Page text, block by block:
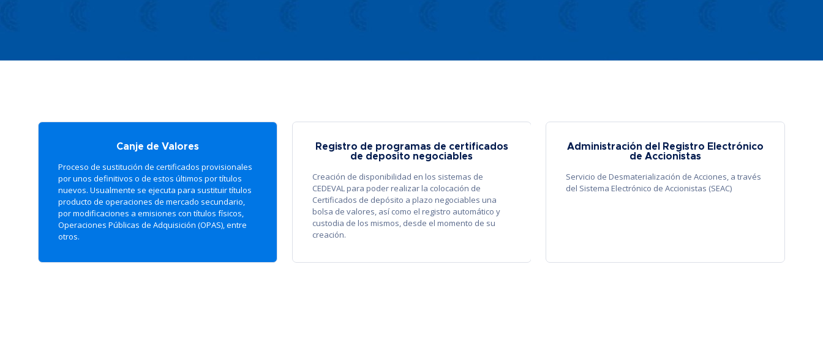
Canje de Valores
Proceso de sustitución de certificados provisionales
por unos definitivos o de estos últimos por títulos
nuevos. Usualmente se ejecuta para sustituir títulos
producto de operaciones de mercado secundario,
por modificaciones a emisiones con títulos físicos,
Operaciones Públicas de Adquisición (OPAS), entre
otros.
Registro de programas de certificados
de deposito negociables
Creación de disponibilidad en los sistemas de
CEDEVAL para poder realizar la colocación de
Certificados de depósito a plazo negociables una
bolsa de valores, así como el registro automático y
custodia de los mismos, desde el momento de su
creación.
Administración del Registro Electrónico
de Accionistas
Servicio de Desmaterialización de Acciones, a través
del Sistema Electrónico de Accionistas (SEAC)